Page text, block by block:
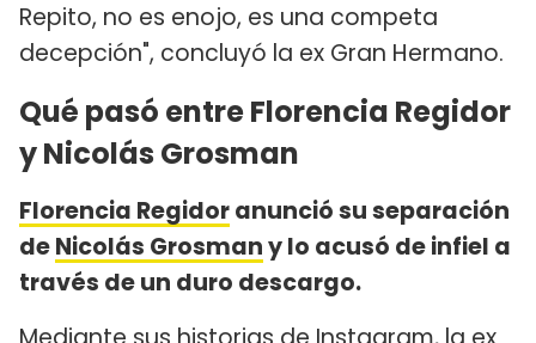
Repito, no es enojo, es una competa
decepción", concluyó la ex Gran Hermano.
Qué pasó entre Florencia Regidor
y Nicolás Grosman
Florencia Regidoranunció su separación
deNicolás Grosmany lo acusó de infiel a
través de un duro descargo.